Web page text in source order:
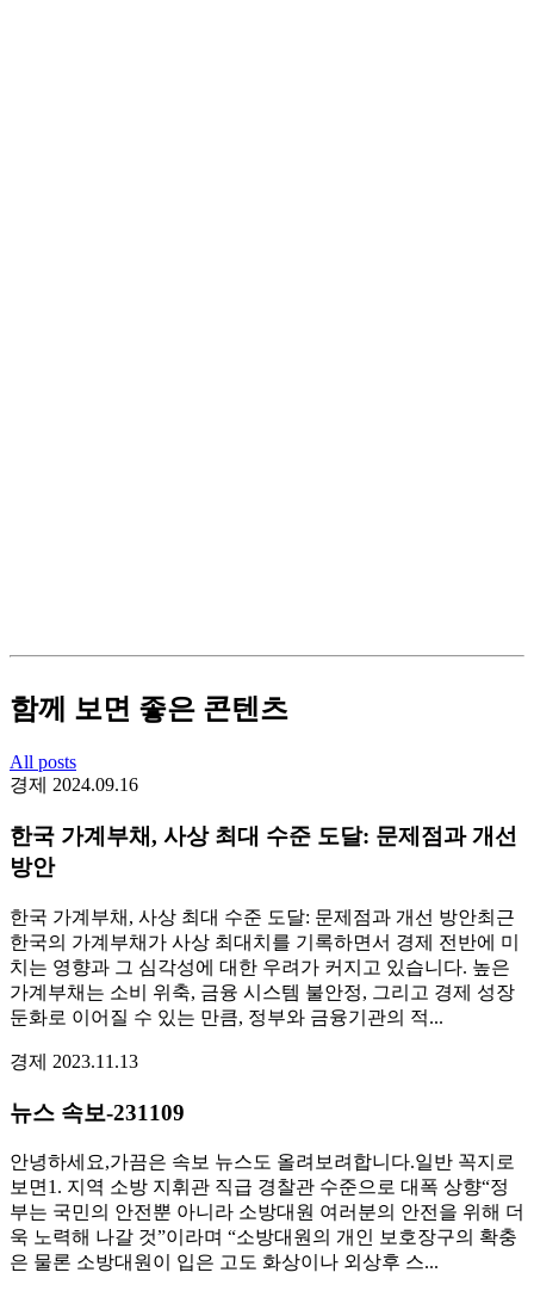
함께 보면 좋은 콘텐츠
All posts
경제 2024.09.16
한국 가계부채, 사상 최대 수준 도달: 문제점과 개선
방안
한국 가계부채, 사상 최대 수준 도달: 문제점과 개선 방안최근
한국의 가계부채가 사상 최대치를 기록하면서 경제 전반에 미
치는 영향과 그 심각성에 대한 우려가 커지고 있습니다. 높은
가계부채는 소비 위축, 금융 시스템 불안정, 그리고 경제 성장
둔화로 이어질 수 있는 만큼, 정부와 금융기관의 적...
경제 2023.11.13
뉴스 속보-231109
안녕하세요,가끔은 속보 뉴스도 올려보려합니다.일반 꼭지로
보면1. 지역 소방 지휘관 직급 경찰관 수준으로 대폭 상향“정
부는 국민의 안전뿐 아니라 소방대원 여러분의 안전을 위해 더
욱 노력해 나갈 것”이라며 “소방대원의 개인 보호장구의 확충
은 물론 소방대원이 입은 고도 화상이나 외상후 스...